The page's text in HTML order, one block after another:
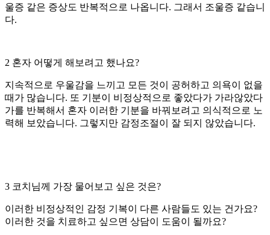
울증 같은 증상도 반복적으로 나옵니다. 그래서 조울증 같습니
다.
2 혼자 어떻게 해보려고 했나요?
지속적으로 우울감을 느끼고 모든 것이 공허하고 의욕이 없을
때가 많습니다. 또 기분이 비정상적으로 좋았다가 가라않았다
가를 반복해서 혼자 이러한 기분을 바꿔보려고 의식적으로 노
력해 보았습니다. 그렇지만 감정조절이 잘 되지 않았습니다.
3 코치님께 가장 물어보고 싶은 것은?
이러한 비정상적인 감정 기복이 다른 사람들도 있는 건가요?
이러한 것을 치료하고 싶으면 상담이 도움이 될까요?